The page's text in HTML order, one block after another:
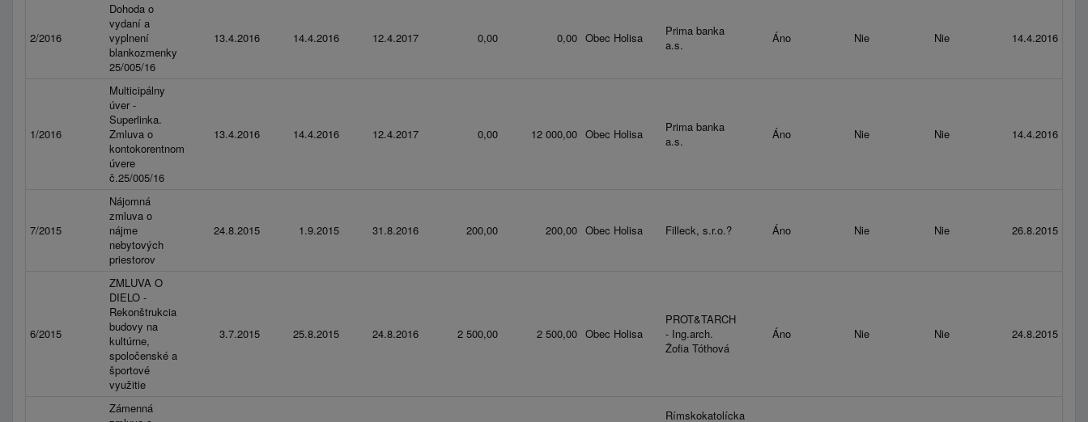
2/2016
Dohoda o
vydaní a
vyplnení
blankozmenky
25/005/16
13.4.2016 14.4.2016 12.4.2017 0,00 0,00 Obec Holisa
Prima banka
a.s.
Áno Nie Nie 14.4.2016
1/2016
Multicipálny
úver -
Superlinka.
Zmluva o
kontokorentnom
úvere
č.25/005/16
13.4.2016 14.4.2016 12.4.2017 0,00 12 000,00 Obec Holisa
Prima banka
a.s.
Áno Nie Nie 14.4.2016
7/2015
Nájomná
zmluva o
nájme
nebytových
priestorov
24.8.2015 1.9.2015 31.8.2016 200,00 200,00 Obec Holisa Filleck, s.r.o.? Áno Nie Nie 26.8.2015
6/2015
ZMLUVA O
DIELO -
Rekonštrukcia
budovy na
kultúrne,
spoločenské a
športové
využitie
3.7.2015 25.8.2015 24.8.2016 2 500,00 2 500,00 Obec Holisa
PROT&TARCH
- Ing.arch.
Žofia Tóthová
Áno Nie Nie 24.8.2015
Zámenná
Rímskokatolícka